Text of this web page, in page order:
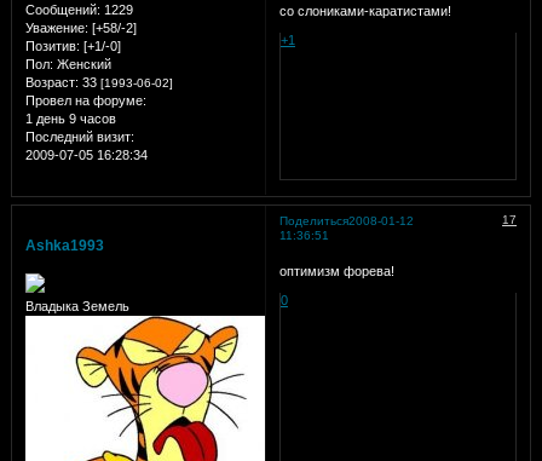
Сообщений: 1229
Уважение: [+58/-2]
Позитив: [+1/-0]
Пол: Женский
Возраст: 33 [1993-06-02]
Провел на форуме:
1 день 9 часов
Последний визит:
2009-07-05 16:28:34
со слониками-каратистами!
+1
Поделиться 17
2008-01-12
11:36:51
Ashka1993
Владыка Земель
оптимизм форева!
0